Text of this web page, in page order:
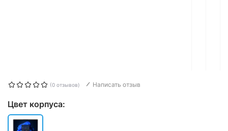
(0 отзывов) Написать отзыв
Цвет корпуса: